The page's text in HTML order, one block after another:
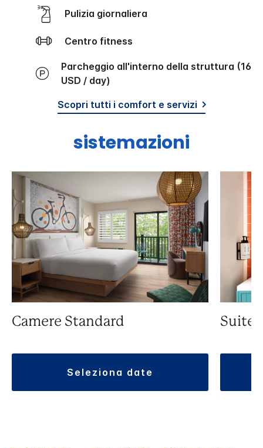
Pulizia giornaliera
Centro fitness
Parcheggio all'interno della struttura (16
USD / day)
Scopri tutti i comfort e servizi
sistemazioni
Camere Standard
seleziona date
Suite